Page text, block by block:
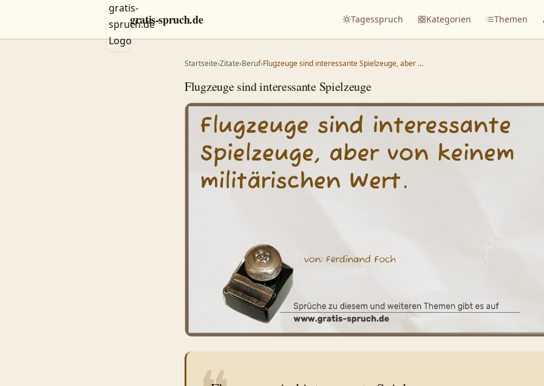
gratis-spruch.de Tagesspruch Kategorien Themen
Startseite›Zitate›Beruf›Flugzeuge sind interessante Spielzeuge, aber …
Flugzeuge sind interessante Spielzeuge